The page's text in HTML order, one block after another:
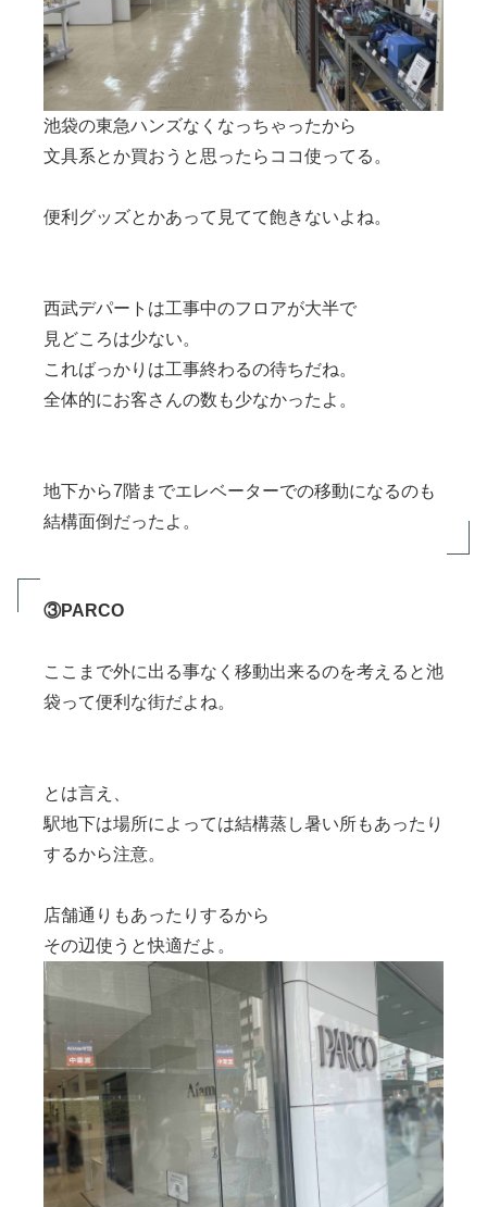
池袋の東急ハンズなくなっちゃったから
文具系とか買おうと思ったらココ使ってる。
便利グッズとかあって見てて飽きないよね。
西武デパートは工事中のフロアが大半で
見どころは少ない。
こればっかりは工事終わるの待ちだね。
全体的にお客さんの数も少なかったよ。
地下から7階までエレベーターでの移動になるのも
結構面倒だったよ。
③PARCO
ここまで外に出る事なく移動出来るのを考えると池
袋って便利な街だよね。
とは言え、
駅地下は場所によっては結構蒸し暑い所もあったり
するから注意。
店舗通りもあったりするから
その辺使うと快適だよ。